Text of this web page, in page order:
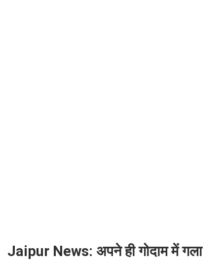
Jaipur News: अपने ही गोदाम में गला